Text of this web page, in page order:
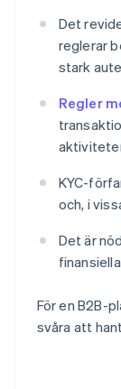
Det
reglerar
stark
Regler
KYC-
och, i
Det är
För en B2B-
svåra att